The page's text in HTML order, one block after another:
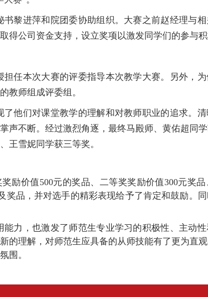
黎进萍和院团委协助组织。大赛之前赵经理与
公司资金支持，设立奖项以激发同学们的参与积
任本次大赛的评委指导本次教学大赛。另外，
教师组成评委组。
他们对课堂教学的理解和对教师职业的追求。
声不断。经过激烈角逐，最终马殿师、黄佑超同
王雪妮同学获三等奖。
励价值500元的奖品、二等奖奖励价值300元奖
品，并对选手的精彩表现给予了肯定和鼓励。
力，也激发了师范生专业学习的积极性、主动
的理解，对师范生应具备的从师技能有了更为直
围。